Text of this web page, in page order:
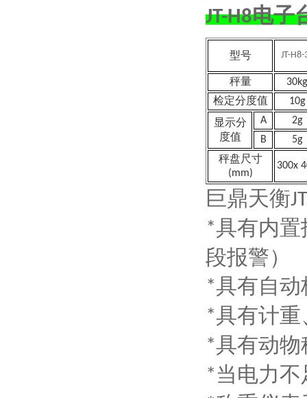
JT-H8电子
型号 JT-H8-
秤量 30kg
检定分度值 10g
显示分
度值
A
2g
B
5g
秤盘尺寸
(mm)
300x 4
巨鼎天衡
*具有内
段报警）
*具有自
*具有计
*具有动
*当电力